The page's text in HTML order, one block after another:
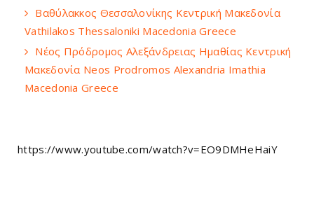
Βαθύλακκος Θεσσαλονίκης Κεντρική Μακεδονία
Vathilakos Thessaloniki Macedonia Greece
Νέος Πρόδρομος Αλεξάνδρειας Ημαθίας Κεντρική
Μακεδονία Neos Prodromos Alexandria Imathia
Macedonia Greece
https://www.youtube.com/watch?v=EO9DMHeHaiY